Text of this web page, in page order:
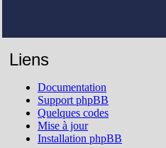
Liens
Documentation
Support phpBB
Quelques codes
Mise à jour
Installation phpBB